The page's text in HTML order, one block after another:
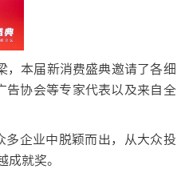
本届新消费盛典邀请了各细
协会等专家代表以及来自全
企业中脱颖而出，从大众投
就奖。